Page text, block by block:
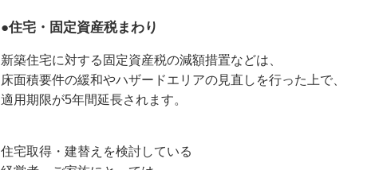
●住宅・固定資産税まわり
新築住宅に対する固定資産税の減額措置などは、
床面積要件の緩和やハザードエリアの見直しを行った上で、
適用期限が5年間延長されます。
住宅取得・建替えを検討している